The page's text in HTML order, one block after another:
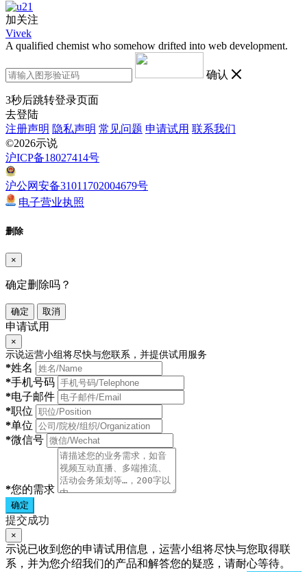
加关注
Vivek
A qualified chemist who somehow drifted into web development.
确认
3秒后跳转登录页面
去登陆
注册声明 隐私声明 常见问题 申请试用 联系我们
©2026示说
沪ICP备18027414号
沪公网安备31011702004679号
电子营业执照
删除
×
确定删除吗？
确定 取消
申请试用
×
示说运营小组将尽快与您联系，并提供试用服务
*姓名
*手机号码
*电子邮件
*职位
*单位
*微信号
*您的需求
确定
提交成功
×
示说已收到您的申请试用信息，运营小组将尽快与您取得联
系，并为您介绍我们的产品和解答您的疑惑，请耐心等待。